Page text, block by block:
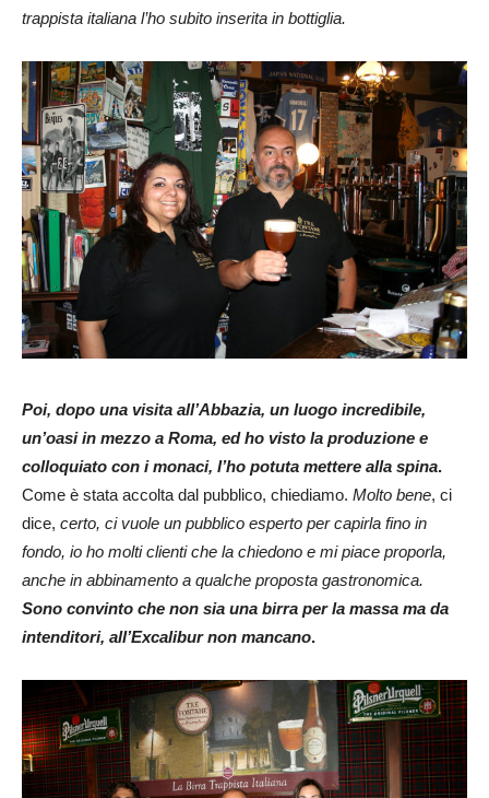
trappista italiana l’ho subito inserita in bottiglia.
Poi, dopo una visita all’Abbazia, un luogo incredibile,
un’oasi in mezzo a Roma, ed ho visto la produzione e
colloquiato con i monaci, l’ho potuta mettere alla spina.
Come è stata accolta dal pubblico, chiediamo. Molto bene, ci
dice, certo, ci vuole un pubblico esperto per capirla fino in
fondo, io ho molti clienti che la chiedono e mi piace proporla,
anche in abbinamento a qualche proposta gastronomica.
Sono convinto che non sia una birra per la massa ma da
intenditori, all’Excalibur non mancano.